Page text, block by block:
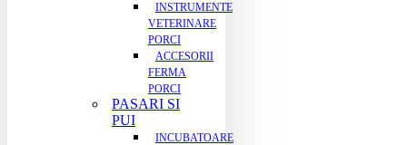
INSTRUMENTE
VETERINARE
PORCI
ACCESORII
FERMA
PORCI
PASARI SI
PUI
INCUBATOARE